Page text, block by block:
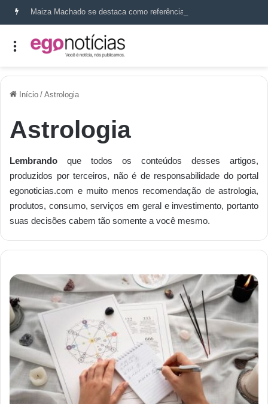
Início / Astrologia
Astrologia
Lembrando que todos os conteúdos desses artigos,
produzidos por terceiros, não é de responsabilidade do portal
egonoticias.com e muito menos recomendação de astrologia,
produtos, consumo, serviços em geral e investimento, portanto
suas decisões cabem tão somente a você mesmo.